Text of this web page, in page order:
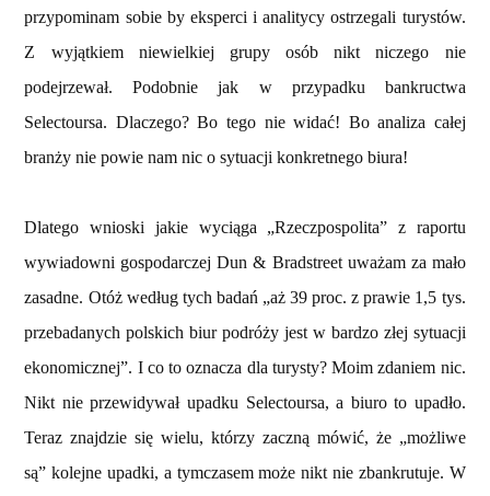
przypominam sobie by eksperci i analitycy ostrzegali turystów.
Z wyjątkiem niewielkiej grupy osób nikt niczego nie
podejrzewał. Podobnie jak w przypadku bankructwa
Selectoursa. Dlaczego? Bo tego nie widać! Bo analiza całej
branży nie powie nam nic o sytuacji konkretnego biura!
Dlatego wnioski jakie wyciąga „Rzeczpospolita” z raportu
wywiadowni gospodarczej Dun & Bradstreet uważam za mało
zasadne. Otóż według tych badań „aż 39 proc. z prawie 1,5 tys.
przebadanych polskich biur podróży jest w bardzo złej sytuacji
ekonomicznej”. I co to oznacza dla turysty? Moim zdaniem nic.
Nikt nie przewidywał upadku Selectoursa, a biuro to upadło.
Teraz znajdzie się wielu, którzy zaczną mówić, że „możliwe
są” kolejne upadki, a tymczasem może nikt nie zbankrutuje. W